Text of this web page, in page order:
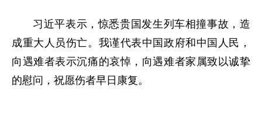
习近平表示，惊悉贵国发生列车相撞事故，造
成重大人员伤亡。我谨代表中国政府和中国人民，
向遇难者表示沉痛的哀悼，向遇难者家属致以诚挚
的慰问，祝愿伤者早日康复。